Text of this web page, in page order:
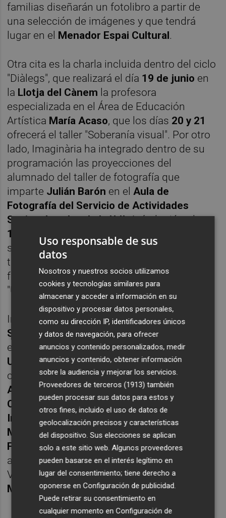
familias diseñarán un fotolibro a partir de
una selección de imágenes y que tendrá
lugar en el Menador Espai Cultural.
Otra cita es la charla incluida dentro del ciclo
"Diàlegs", que realizará el día 19 de junio en
la Llotja del Cànem la profesora
especializada en el Área de Educación
Artística María Acaso, que los días 20 y 21
ofrecerá el taller "Soberanía visual". Por otro
lado, Imaginària ha integrado dentro de su
programación las proyecciones del
alumnado del taller de fotografía que
imparte Julián Barón en elAula de
Fotografía del Servicio de Actividades
Socioculturales de la UJI. Así, el miércoles
10 de junio
tendrá lugar en el Menador la
sesión donde el alumnado compartirá su
trabajo del taller "Contar en imágenes" en
forma de secuencia en la actividad titulada
"Un minuto de imágenes".
Imaginària, impulsada por la UJI a través del
Servicio de Actividades Socioculturales
enmarcada dentro del programa
UJI_encultura, inició su marcha en2003
cuenta con la colaboración del
Ayuntamiento de Castelló, la Diputación de
Castelló, laFundación Dávalos-Fletcher
Instituto Valenciano de Cultura, a través del
Museo de Bellas Artes de Castelló; la
Fundación Bancaja Segorbe, los
ayuntamientos de Benicàssim, Segorbe y
Vilafranca, y el estudio fotográficoPaco
Mora
, entre otras entidades.
Uso responsable de sus
datos
Nosotros y nuestros socios utilizamos
cookies y tecnologías similares para
almacenar y acceder a información en su
dispositivo y procesar datos personales,
como su dirección IP, identificadores únicos
y datos de navegación, para ofrecer
anuncios y contenido personalizados, medir
anuncios y contenido, obtener información
sobre la audiencia y mejorar los servicios.
Proveedores de terceros (1913) también
pueden procesar sus datos para estos y
otros fines, incluido el uso de datos de
geolocalización precisos y características
del dispositivo. Sus elecciones se aplican
solo a este sitio web. Algunos proveedores
pueden basarse en el interés legítimo en
lugar del consentimiento; tiene derecho a
oponerse enConfiguración de publicidad
Puede retirar su consentimiento en
cualquier momento enConfiguración de